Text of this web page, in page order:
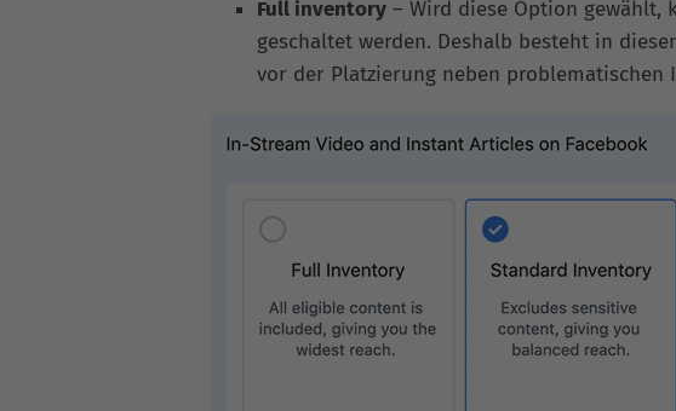
Full inventory – Wird diese Option gewählt,
geschaltet werden. Deshalb besteht in
vor der Platzierung neben problematischen